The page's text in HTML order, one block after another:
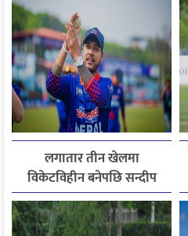
लगातार तीन खेलमा
विकेटविहीन बनेपछि सन्दीप
पहिलोपटक प्लेइङ-११ बाट
बाहिर